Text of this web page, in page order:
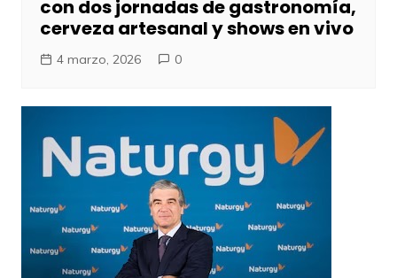
con dos jornadas de gastronomía,
cerveza artesanal y shows en vivo
4 marzo, 2026 0